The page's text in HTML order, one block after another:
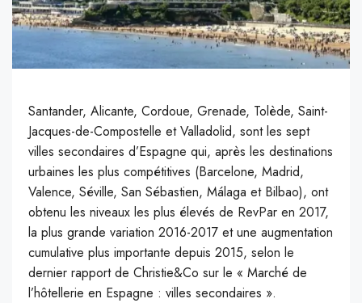
Santander, Alicante, Cordoue, Grenade, Tolède, Saint-
Jacques-de-Compostelle et Valladolid, sont les sept
villes secondaires d’Espagne qui, après les destinations
urbaines les plus compétitives (Barcelone, Madrid,
Valence, Séville, San Sébastien, Málaga et Bilbao), ont
obtenu les niveaux les plus élevés de RevPar en 2017,
la plus grande variation 2016-2017 et une augmentation
cumulative plus importante depuis 2015, selon le
dernier rapport de Christie&Co sur le « Marché de
l’hôtellerie en Espagne : villes secondaires ».